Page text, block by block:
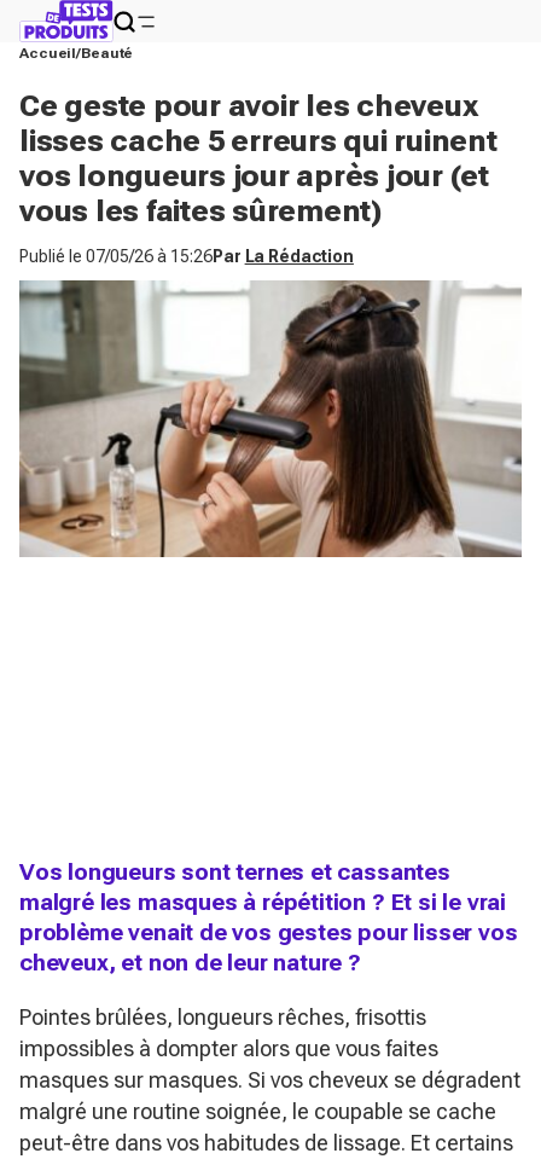
Accueil Beauté
Ce geste pour avoir les cheveux
lisses cache 5 erreurs qui ruinent
vos longueurs jour après jour (et
vous les faites sûrement)
Publié le 07/05/26 à 15:26Par La Rédaction
Vos longueurs sont ternes et cassantes
malgré les masques à répétition ? Et si le vrai
problème venait de vos gestes pour lisser vos
cheveux, et non de leur nature ?
Pointes brûlées, longueurs rêches, frisottis
impossibles à dompter alors que vous faites
masques sur masques. Si vos cheveux se dégradent
malgré une routine soignée, le coupable se cache
peut-être dans vos habitudes de lissage. Et certains